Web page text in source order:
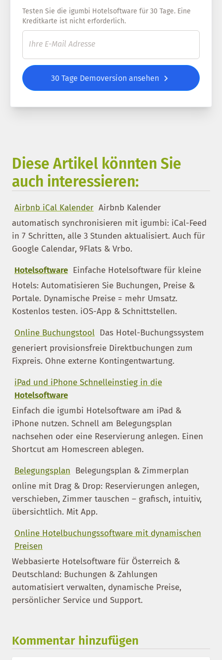
Testen Sie die igumbi Hotelsoftware für 30 Tage. Eine
Kreditkarte ist nicht erforderlich.
30 Tage Demoversion ansehen
Diese Artikel könnten Sie
auch interessieren:
Airbnb iCal Kalender Airbnb Kalender
automatisch synchronisieren mit igumbi: iCal-Feed
in 7 Schritten, alle 3 Stunden aktualisiert. Auch für
Google Calendar, 9Flats & Vrbo.
Hotelsoftware Einfache Hotelsoftware für kleine
Hotels: Automatisieren Sie Buchungen, Preise &
Portale. Dynamische Preise = mehr Umsatz.
Kostenlos testen. iOS-App & Schnittstellen.
Online Buchungstool Das Hotel-Buchungssystem
generiert provisionsfreie Direktbuchungen zum
Fixpreis. Ohne externe Kontingentwartung.
iPad und iPhone Schnelleinstieg in die
Hotelsoftware
Einfach die igumbi Hotelsoftware am iPad &
iPhone nutzen. Schnell am Belegungsplan
nachsehen oder eine Reservierung anlegen. Einen
Shortcut am Homescreen ablegen.
Belegungsplan Belegungsplan & Zimmerplan
online mit Drag & Drop: Reservierungen anlegen,
verschieben, Zimmer tauschen – grafisch, intuitiv,
übersichtlich. Mit App.
Online Hotelbuchungssoftware mit dynamischen
Preisen
Webbasierte Hotelsoftware für Österreich &
Deutschland: Buchungen & Zahlungen
automatisiert verwalten, dynamische Preise,
persönlicher Service und Support.
Kommentar hinzufügen